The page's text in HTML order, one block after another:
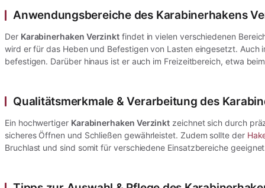
Anwendungsbereiche des Karabinerhakens
Der Karabinerhaken Verzinkt findet in vielen verschiedenen
wird er für das Heben und Befestigen von Lasten eingesetzt.
befestigen. Darüber hinaus ist er auch im Freizeitbereich, etwa
Qualitätsmerkmale & Verarbeitung des
Ein hochwertiger Karabinerhaken Verzinkt zeichnet sich durch
sicheres Öffnen und Schließen gewährleistet. Zudem sollte der
Bruchlast und sind somit für verschiedene Einsatzbereiche